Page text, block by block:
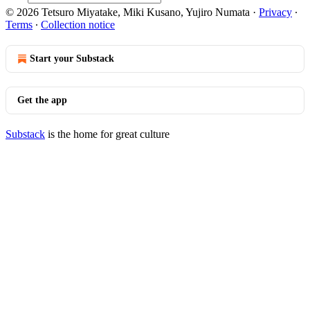
© 2026 Tetsuro Miyatake, Miki Kusano, Yujiro Numata · Privacy ∙
Terms ∙ Collection notice
Start your Substack
Get the app
Substack is the home for great culture